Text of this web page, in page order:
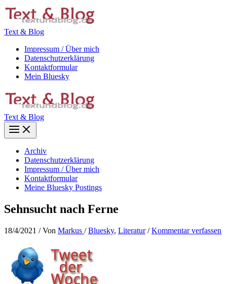
Zum
Inhalt
Text & Blog
Impressum / Über mich
Datenschutzerklärung
Kontaktformular
Mein Bluesky
Text & Blog
Main
Menu
Archiv
Datenschutzerklärung
Impressum / Über mich
Kontaktformular
Meine Bluesky Postings
Sehnsucht nach Ferne
18/4/2021 / Von Markus /Bluesky, Literatur/Kommentar verfassen